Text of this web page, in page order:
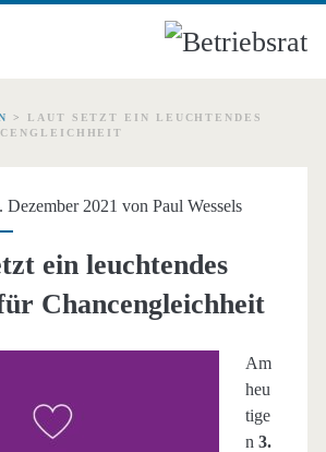
> LAUT SETZT EIN LEUCHTENDES
Dezember 2021 von Paul Wessels
ein leuchtendes
Chancengleichheit
Am
heu
tige
n 3.